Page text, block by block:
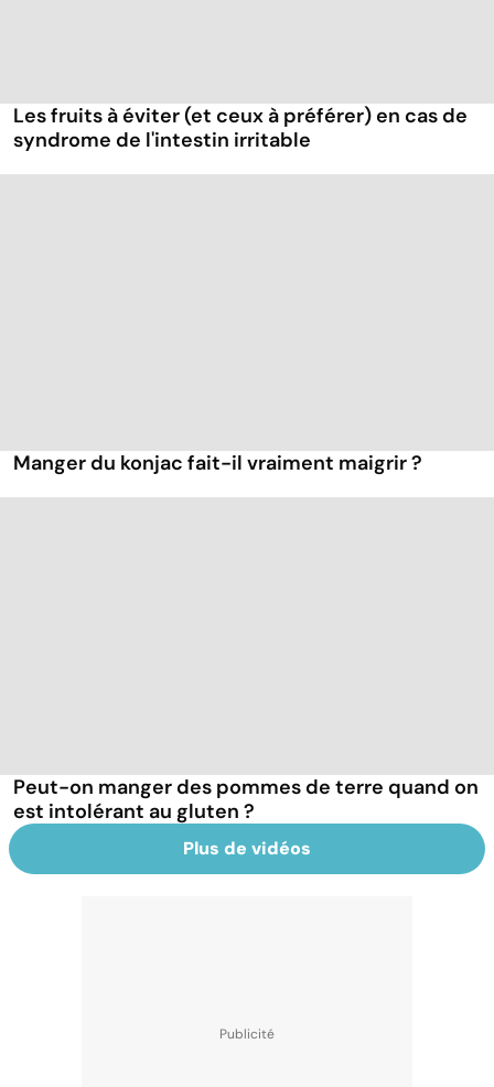
Les fruits à éviter (et ceux à préférer) en cas de
syndrome de l'intestin irritable
Manger du konjac fait-il vraiment maigrir ?
Peut-on manger des pommes de terre quand on
est intolérant au gluten ?
Plus de vidéos